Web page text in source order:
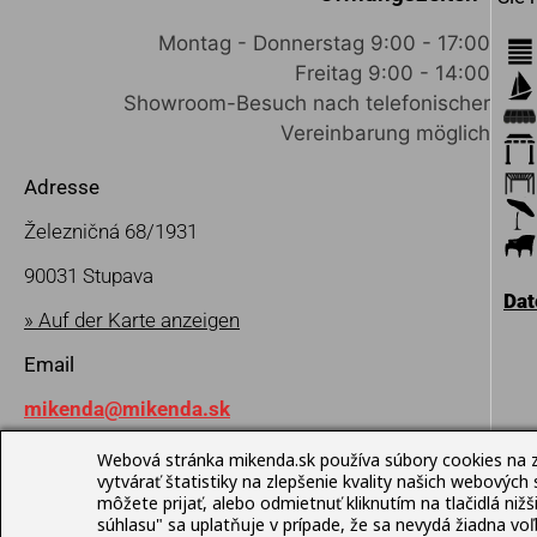
Montag - Donnerstag 9:00 - 17:00
Freitag 9:00 - 14:00
Showroom-Besuch nach telefonischer
Vereinbarung möglich
Adresse
Železničná 68/1931
90031 Stupava
» Auf der Karte anzeigen
Email
mikenda@mikenda.sk
© Mikenda Present
Webová stránka mikenda.sk používa súbory cookies
vytvárať štatistiky na zlepšenie kvality našich webových
môžete prijať, alebo odmietnuť kliknutím na tlačidlá
súhlasu" sa uplatňuje v prípade, že sa nevydá žiadna